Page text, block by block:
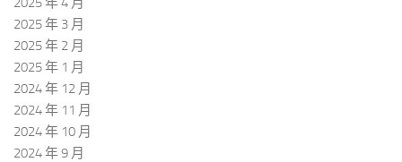
2025 年 3 月
2025 年 2 月
2025 年 1 月
2024 年 12 月
2024 年 11 月
2024 年 10 月
2024 年 9 月